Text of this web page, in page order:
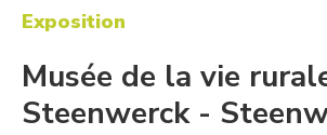
Exposition
Musée de la vie
Steenwerck -